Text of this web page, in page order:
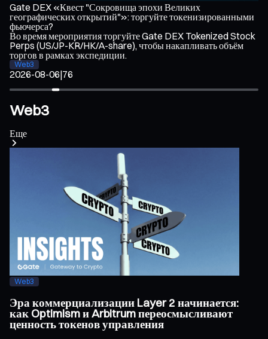
Gate DEX «Квест "Сокровища эпохи Великих
географических открытий"»: торгуйте токенизированными
фьючерса?
Во время мероприятия торгуйте Gate DEX Tokenized Stock
Perps (US/JP-KR/HK/A-share), чтобы накапливать объём
торгов в рамках экспедиции.
Web3
2026-08-06|76
Web3
Еще
Web3
Эра коммерциализации Layer 2 начинается:
как Optimism и Arbitrum переосмысливают
ценность токенов управления